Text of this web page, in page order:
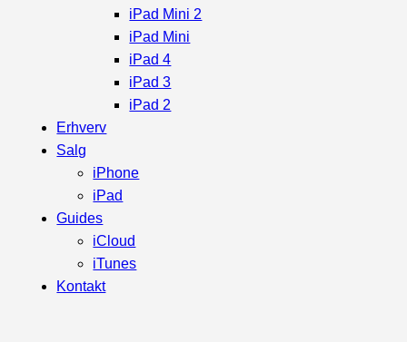
iPad Mini 2
iPad Mini
iPad 4
iPad 3
iPad 2
Erhverv
Salg
iPhone
iPad
Guides
iCloud
iTunes
Kontakt